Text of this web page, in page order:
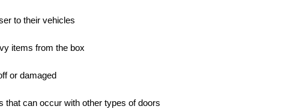
to their vehicles
items from the box
or damaged
that can occur with other types of doors